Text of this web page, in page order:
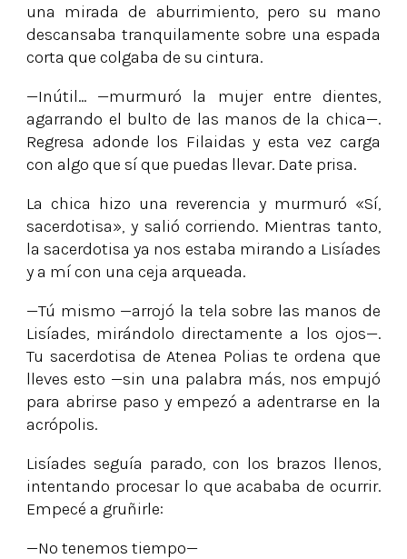
una mirada de aburrimiento, pero su mano
descansaba tranquilamente sobre una espada
corta que colgaba de su cintura.
—Inútil... —murmuró la mujer entre dientes,
agarrando el bulto de las manos de la chica—.
Regresa adonde los Filaidas y esta vez carga
con algo que sí que puedas llevar. Date prisa.
La chica hizo una reverencia y murmuró «Sí,
sacerdotisa», y salió corriendo. Mientras tanto,
la sacerdotisa ya nos estaba mirando a Lisíades
y a mí con una ceja arqueada.
—Tú mismo —arrojó la tela sobre las manos de
Lisíades, mirándolo directamente a los ojos—.
Tu sacerdotisa de Atenea Polias te ordena que
lleves esto —sin una palabra más, nos empujó
para abrirse paso y empezó a adentrarse en la
acrópolis.
Lisíades seguía parado, con los brazos llenos,
intentando procesar lo que acababa de ocurrir.
Empecé a gruñirle:
—No tenemos tiempo—